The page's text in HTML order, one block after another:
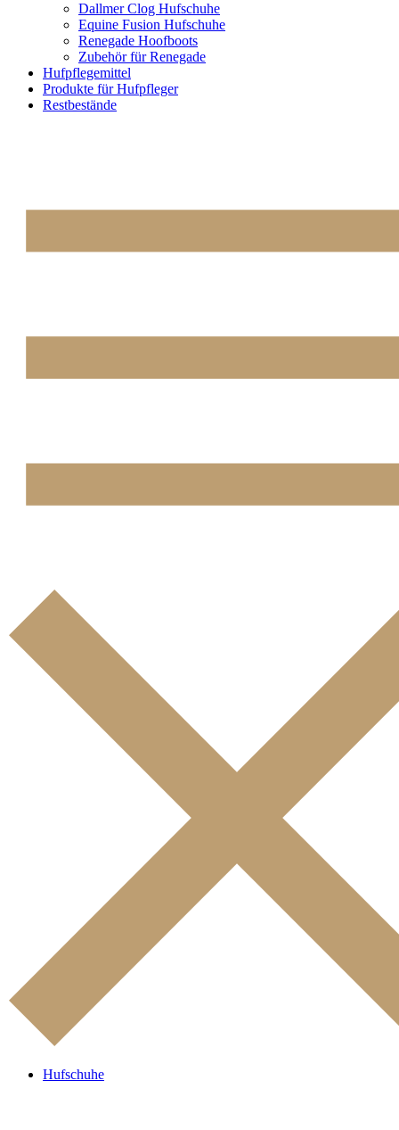
Dallmer Clog Hufschuhe
Equine Fusion Hufschuhe
Renegade Hoofboots
Zubehör für Renegade
Hufpflegemittel
Produkte für Hufpfleger
Restbestände
Hufschuhe